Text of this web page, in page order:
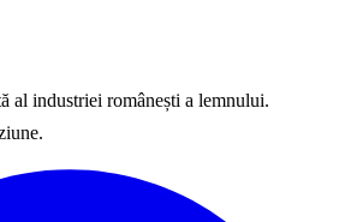
al industriei românești a lemnului.